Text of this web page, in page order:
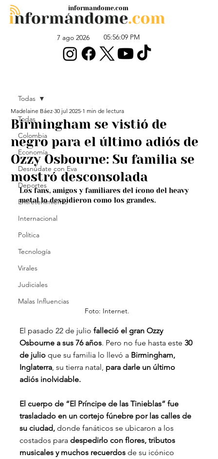
7 ago 2026 05:56:09 PM
informandome.com
Todas
Colombia
Economía
Desnúdate con Eva
Deportes
Entretenimiento
Internacional
Política
Tecnología
Virales
Judiciales
Malas Influencias
Todas
Birmingham se vistió de
negro para el último adiós de
Ozzy Osbourne: Su familia se
mostró desconsolada
Madelaine Báez 30 jul 2025 1 min de lectura
Los fans, amigos y familiares del ícono del heavy
metal lo despidieron como los grandes.
Foto: Internet.
El pasado 22 de julio falleció el gran Ozzy
Osbourne a sus 76 años. Pero no fue hasta este 30
de julio que su familia lo llevó a Birmingham,
Inglaterra , su tierra natal, para darle un último
adiós inolvidable.
El cuerpo de “El Príncipe de las Tinieblas” fue
trasladado en un cortejo fúnebre por las calles de
su ciudad, donde fanáticos se ubicaron a los
costados para despedirlo con flores, tributos
musicales y muchos recuerdos de su icónico